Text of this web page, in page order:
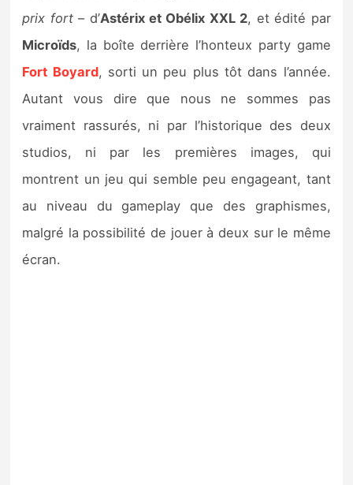
prix fort– d’Astérix et Obélix XXL 2, et édité par
Microïds, la boîte derrière l’honteux party game
Fort Boyard, sorti un peu plus tôt dans l’année.
Autant vous dire que nous ne sommes pas
vraiment rassurés, ni par l’historique des deux
studios, ni par les premières images, qui
montrent un jeu qui semble peu engageant, tant
au niveau du gameplay que des graphismes,
malgré la possibilité de jouer à deux sur le même
écran.